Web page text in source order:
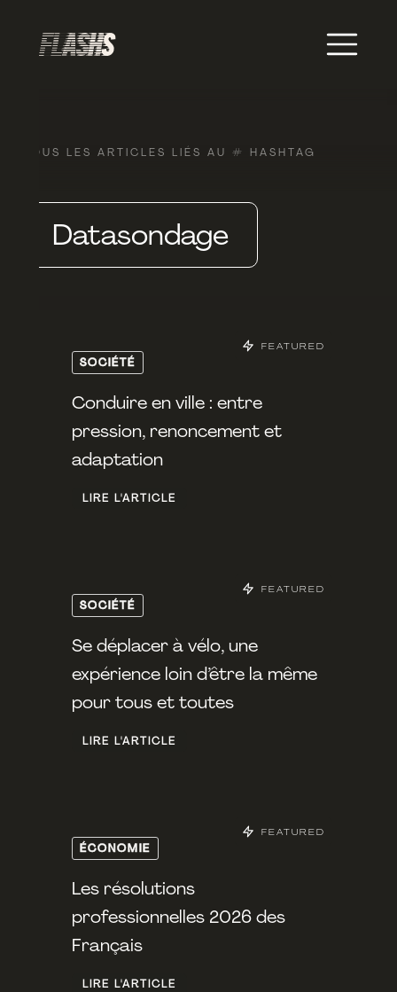
TOUS LES ARTICLES LIÉS AU # HASHTAG
Datasondage
SOCIÉTÉ
Conduire en ville : entre
pression, renoncement et
adaptation
LIRE L'ARTICLE
FEATURED
SOCIÉTÉ
Se déplacer à vélo, une
expérience loin d’être la même
pour tous et toutes
LIRE L'ARTICLE
FEATURED
ÉCONOMIE
Les résolutions
professionnelles 2026 des
Français
LIRE L'ARTICLE
FEATURED